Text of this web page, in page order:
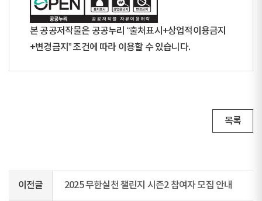
본 공공저작물은 공공누리 “출처표시+상업적이용금지
+변경금지” 조건에 따라 이용할 수 있습니다.
목록
이전글 2025 무한실천 챌린지 시즌2 참여자 모집 안내